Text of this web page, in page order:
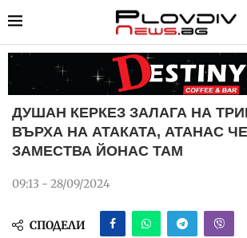
ДУШАН КЕРКЕЗ ЗАЛАГА НА
ВЪРХА НА АТАКАТА, АТАНАС
ЗАМЕСТВА ЙОНАС ТАМ
09:13 - 28/09/2024
СПОДЕЛИ